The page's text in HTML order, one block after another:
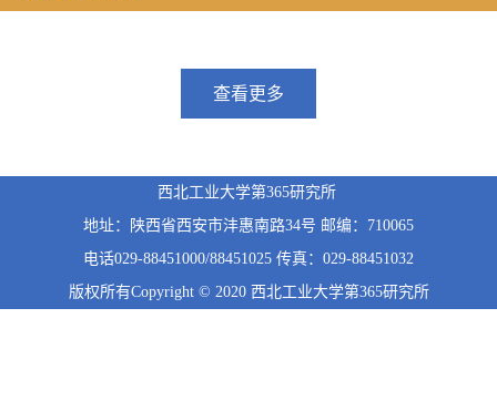
查看更多
西北工业大学第365研究所
地址：陕西省西安市沣惠南路34号 邮编：710065
电话029-88451000/88451025 传真：029-88451032
版权所有Copyright © 2020 西北工业大学第365研究所